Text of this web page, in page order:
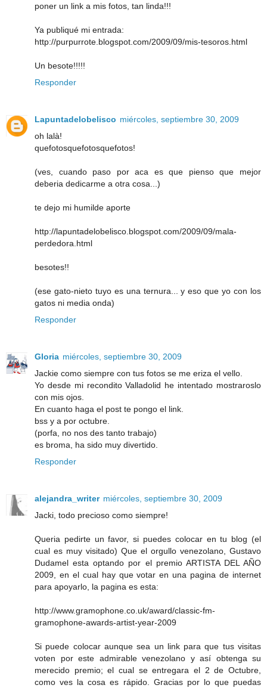
poner un link a mis fotos, tan linda!!!
Ya publiqué mi entrada:
http://purpurrote.blogspot.com/2009/09/mis-tesoros.html
Un besote!!!!!
Responder
Lapuntadelobelisco miércoles, septiembre 30, 2009
oh lalà!
quefotosquefotosquefotos!
(ves, cuando paso por aca es que pienso que mejor
deberia dedicarme a otra cosa...)
te dejo mi humilde aporte
http://lapuntadelobelisco.blogspot.com/2009/09/mala-
perdedora.html
besotes!!
(ese gato-nieto tuyo es una ternura... y eso que yo con los
gatos ni media onda)
Responder
Gloria miércoles, septiembre 30, 2009
Jackie como siempre con tus fotos se me eriza el vello.
Yo desde mi recondito Valladolid he intentado mostraroslo
con mis ojos.
En cuanto haga el post te pongo el link.
bss y a por octubre.
(porfa, no nos des tanto trabajo)
es broma, ha sido muy divertido.
Responder
alejandra_writer miércoles, septiembre 30, 2009
Jacki, todo precioso como siempre!
Queria pedirte un favor, si puedes colocar en tu blog (el
cual es muy visitado) Que el orgullo venezolano, Gustavo
Dudamel esta optando por el premio ARTISTA DEL AÑO
2009, en el cual hay que votar en una pagina de internet
para apoyarlo, la pagina es esta:
http://www.gramophone.co.uk/award/classic-fm-
gramophone-awards-artist-year-2009
Si puede colocar aunque sea un link para que tus visitas
voten por este admirable venezolano y así obtenga su
merecido premio; el cual se entregara el 2 de Octubre,
como ves la cosa es rápido. Gracias por lo que puedas